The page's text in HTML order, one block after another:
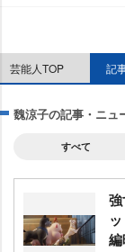
芸能人TOP 記
魏涼子の記事・ニュ
すべて